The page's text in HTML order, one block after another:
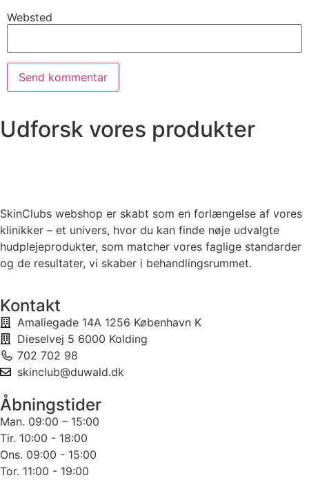
Websted
Udforsk vores produkter
SkinClubs webshop er skabt som en forlængelse af vores
klinikker – et univers, hvor du kan finde nøje udvalgte
hudplejeprodukter, som matcher vores faglige standarder
og de resultater, vi skaber i behandlingsrummet.
Kontakt
Amaliegade 14A 1256 København K
Dieselvej 5 6000 Kolding
702 702 98
skinclub@duwald.dk
Åbningstider
Man. 09:00 – 15:00
Tir. 10:00 - 18:00
Ons. 09:00 - 15:00
Tor. 11:00 - 19:00